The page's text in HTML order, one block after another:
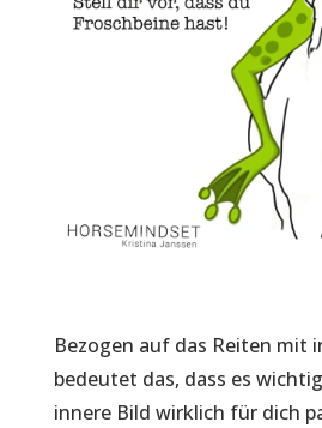
Bezogen auf das Reiten mit
bedeutet das, dass es
innere Bild wirklich für dich